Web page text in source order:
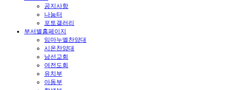
공지사항
나눔터
포토갤러리
부서별홈페이지
임마누엘찬양대
시온찬양대
남선교회
여전도회
유치부
아동부